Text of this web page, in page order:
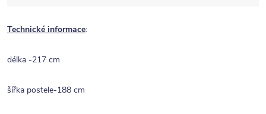
Technické informace:
délka -217 cm
šířka postele-188 cm